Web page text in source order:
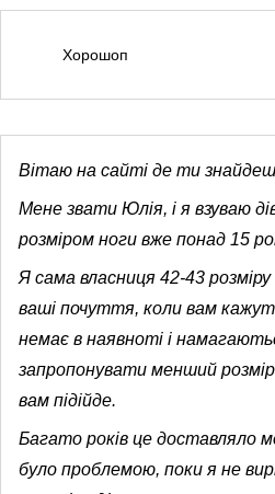
Хорошоп
Вітаю на сайті де ти
Мене звати Юлія, і я взуваю
розміром ноги вже понад 15
Я сама власниця 42-43 розміру
ваші почуття, коли вам
немає в наявноті і
запропонувати менший
вам підійде.
Багато років це доставляло
було проблемою, поки я не